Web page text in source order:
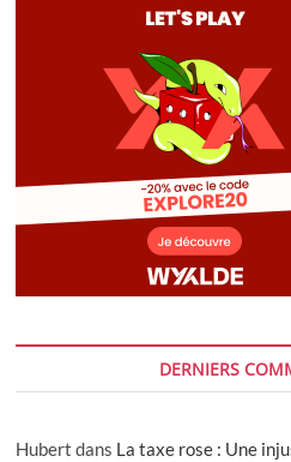
DERNIERS
Hubert dans La taxe rose : Une